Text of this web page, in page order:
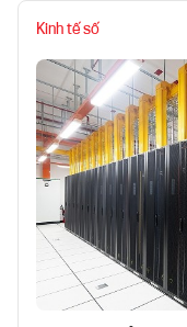
Kinh tế số